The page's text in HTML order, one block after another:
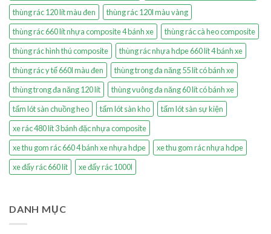
thùng rác 120 lít màu đen
thùng rác 120l màu vàng
thùng rác 660 lít nhựa composite 4 bánh xe
thùng rác cà heo composite
thùng rác hình thú composite
thùng rác nhựa hdpe 660 lít 4 bánh xe
thùng rác y tế 660l màu đen
thùng trong đa năng 55 lít có bánh xe
thùng trong đa năng 120 lít
thùng vuông đa năng 60 lít có bánh xe
tấm lót sàn chuồng heo
tấm lót sàn kho
tấm lót sàn sự kiện
xe rác 480 lít 3 bánh đặc nhựa composite
xe thu gom rác 660 4 bánh xe nhựa hdpe
xe thu gom rác nhựa hdpe
xe đẩy rác 660 lít
xe đẩy rác 1000l
DANH MỤC